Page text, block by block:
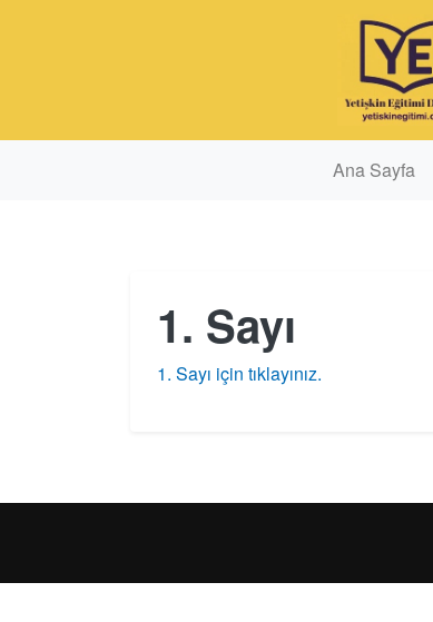
Ana Sayfa
1. Sayı
1. Sayı için tıklayınız.